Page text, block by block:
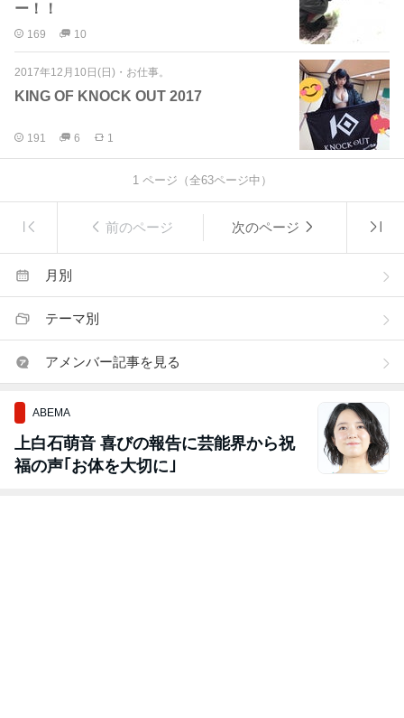
ー！！
169 10
2017年12月10日(日) ・ お仕事。
KING OF KNOCK OUT 2017
191 6 1
1ページ（全63ページ中）
前のページ 次のページ
月別
テーマ別
アメンバー記事を見る
ABEMA
上白石萌音 喜びの報告に芸能界から祝
福の声｢お体を大切に｣